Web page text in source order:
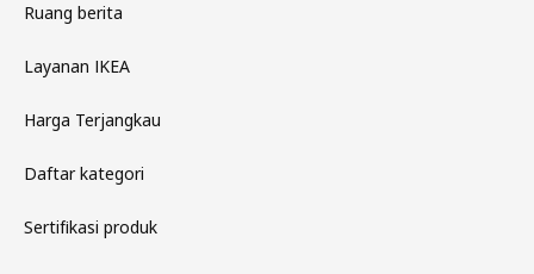
Ruang berita
Layanan IKEA
Harga Terjangkau
Daftar kategori
Sertifikasi produk